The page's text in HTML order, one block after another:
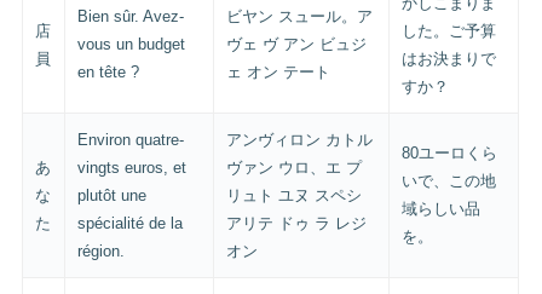
店
員
Bien sûr. Avez-
vous un budget
en tête ?
ビヤン スュール。ア
ヴェ ヴ アン ビュジ
ェ オン テート
した。ご予算
はお決まりで
すか？
あ
な
た
Environ quatre-
vingts euros, et
plutôt une
spécialité de la
région.
アンヴィロン カトル
ヴァン ウロ、エ プ
リュト ユヌ スペシ
アリテ ドゥ ラ レジ
オン
80ユーロくら
いで、この地
域らしい品
を。